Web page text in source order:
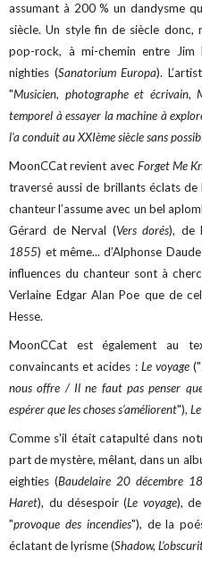
assumant à 200 % un dandysme
siècle. Un style fin de siècle donc,
pop-rock, à mi-chemin entre Jim
nighties (Sanatorium Europa).
"Musicien, photographe et écrivain,
temporel à essayer la machine à
l'a conduit au XXIème siècle sans
MoonCCat revient avec Forget Me
traversé aussi de brillants éclats
chanteur l’assume avec un bel
Gérard de Nerval (Vers dorés), de
1855) et même... d’Alphonse
influences du chanteur sont à
Verlaine Edgar Alan Poe que de
Hesse.
MoonCCat est également au
convaincants et acides :Le voyage ("
nous offre / Il ne faut pas penser
espérer que les choses s’améliorent"),
Comme s'il était catapulté dans
part de mystère, mêlant, dans un
eighties (Baudelaire 20 décembre
Haret), du désespoir (Le voyage),
"provoque des incendies"), de la
éclatant de lyrisme (Shadow,